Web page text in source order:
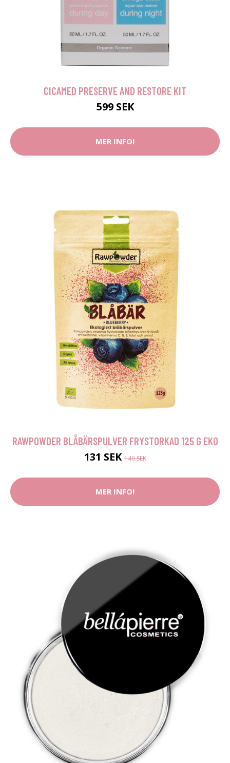
CICAMED PRESERVE AND RESTORE KIT
599 SEK
MER INFO!
RAWPOWDER BLÅBÄRSPULVER FRYSTORKAD 125 G EKO
131 SEK146 SEK
MER INFO!